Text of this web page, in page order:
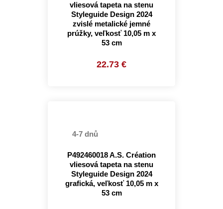
vliesová tapeta na stenu
Styleguide Design 2024
zvislé metalické jemné
prúžky, veľkosť 10,05 m x
53 cm
22.73 €
4-7 dnů
P492460018 A.S. Création
vliesová tapeta na stenu
Styleguide Design 2024
grafická, veľkosť 10,05 m x
53 cm